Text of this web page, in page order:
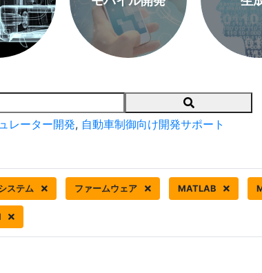
Search
レーター開発, 自動車制御向け開発サポート
ステム ファームウェア MATLAB